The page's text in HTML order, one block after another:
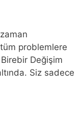
tüm problemlere
Değişim
Siz sadece